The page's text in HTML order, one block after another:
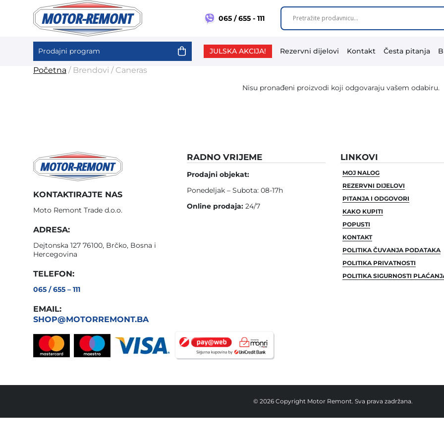
065 / 655 - 111
Prodajni program JULSKA AKCIJA! Rezervni dijelovi Kontakt Česta pitanja
Početna / Brendovi / Caneras
Nisu pronađeni proizvodi koji odgovaraju vašem odabiru.
KONTAKTIRAJTE NAS
Moto Remont Trade d.o.o.
ADRESA:
Dejtonska 127 76100, Brčko, Bosna i
Hercegovina
TELEFON:
065 / 655 – 111
EMAIL:
SHOP@MOTORREMONT.BA
RADNO VRIJEME
Prodajni objekat:
Ponedeljak – Subota: 08-17h
Online prodaja: 24/7
LINKOVI
MOJ NALOG
REZERVNI DIJELOVI
PITANJA I ODGOVORI
KAKO KUPITI
POPUSTI
KONTAKT
POLITIKA ČUVANJA PODATAKA
POLITIKA PRIVATNOSTI
POLITIKA SIGURNOSTI
© 2026 Copyright Motor Remont. Sva prava zadržana.